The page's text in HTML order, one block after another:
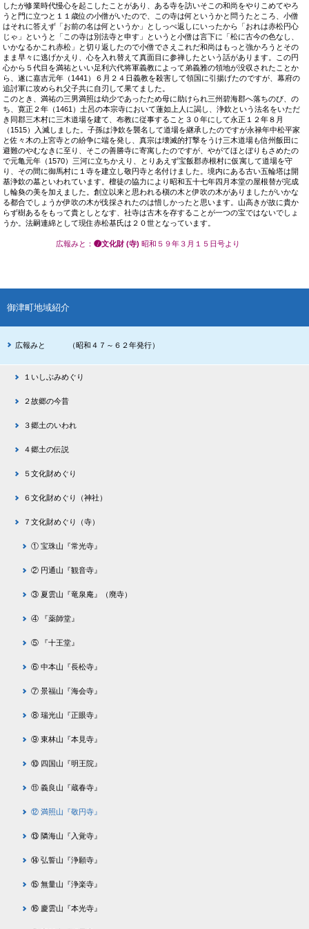
したが修業時代慢心を起こしたことがあり、ある寺を訪いそこの和尚をやりこめてやろ
うと門に立つと１１歳位の小僧がいたので、この寺は何というかと問うたところ、小僧
はそれに答えず「お前の名は何というか」としっぺ返しにいったから「おれは赤松円心
じゃ」というと「この寺は別法寺と申す」というと小僧は言下に「松に古今の色なし、
いかなるかこれ赤松」と切り返したので小僧でさえこれだ和尚はもっと強かろうとその
まま早々に逃げかえり、心を入れ替えて真面目に参禅したという話があります。この円
心から５代目を満祐といい足利六代将軍義教によって弟義雅の領地が没収されたことか
ら、遂に嘉吉元年（1441）６月２４日義教を殺害して領国に引揚げたのですが、幕府の
追討軍に攻められ父子共に自刃して果てました。
このとき、満祐の三男満照は幼少であったため母に助けられ三州碧海郡へ落ちのび、の
ち、寛正２年（1461）土呂の本宗寺において蓮如上人に謁し、浄欽という法名をいただ
き同郡三木村に三木道場を建て、布教に従事すること３０年にして永正１２年８月
（1515）入滅しました。子孫は浄欽を襲名して道場を継承したのですが永禄年中松平家
と佐々木の上宮寺との紛争に端を発し、真宗は壊滅的打撃をうけ三木道場も信州飯田に
避難のやむなきに至り、そこの善勝寺に寄寓したのですが、やがてほとぼりもさめたの
で元亀元年（1570）三河に立ちかえり、とりあえず宝飯郡赤根村に仮寓して道場を守
り、その間に御馬村に１寺を建立し敬円寺と名付けました。境内にある古い五輪塔は開
基浄欽の墓といわれています。檀徒の協力により昭和五十七年四月本堂の屋根替が完成
し輪奐の美を加えました。創立以来と思われる槇の木と伊吹の木がありましたがいかな
る都合でしょうか伊吹の木が伐採されたのは惜しかったと思います。山高きが故に貴か
らず樹あるをもって貴としとなす、社寺は古木を存することが一つの宝ではないでしょ
うか。法嗣連綿として現住赤松基氏は２０世となっています。
広報みと ：❼文化財 (寺) 昭和５９年３月１５日号より
御津町地域紹介
広報みと （昭和４７～６２年発行）
１いしぶみめぐり
２故郷の今昔
３郷土のいわれ
４郷土の伝説
５文化財めぐり
６文化財めぐり（神社）
７文化財めぐり（寺）
① 宝珠山『常光寺』
② 円通山『観音寺』
③ 夏雲山『竜泉庵』（廃寺）
④ 『薬師堂』
⑤ 『十王堂』
⑥ 中本山『長松寺』
⑦ 景福山『海会寺』
⑧ 瑞光山『正眼寺』
⑨ 東林山『本見寺』
⑩ 四国山『明王院』
⑪ 義良山『蔵春寺』
⑫ 満照山『敬円寺』
⑬ 隣海山『入覚寺』
⑭ 弘誓山『浄願寺』
⑮ 無量山『浄楽寺』
⑯ 慶雲山『本光寺』